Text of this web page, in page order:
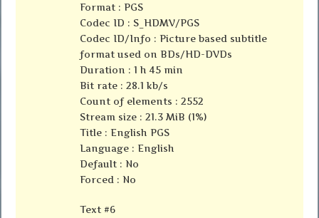
Format : PGS
Codec ID : S_HDMV/PGS
Codec ID/Info : Picture based subtitle
format used on BDs/HD-DVDs
Duration : 1 h 45 min
Bit rate : 28.1 kb/s
Count of elements : 2552
Stream size : 21.3 MiB (1%)
Title : English PGS
Language : English
Default : No
Forced : No
Text #6